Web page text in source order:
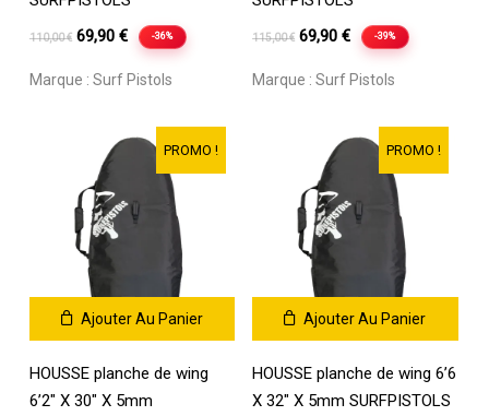
110,00€ Le
initial
110,00 €.
69,90 €Le
prix
actuel
69,90 €.
-36%
Marque : Surf Pistols
115,00€ Le
initial
115,00 €.
69,90€Le
prix
actuel
69,90 €.
-39%
Marque :Surf Pistols
PROMO !
Ajouter Au Panier
HOUSSE planche de wing
6’2″ X 30″ X 5mm
PROMO !
Ajouter Au Panier
HOUSSE planche de wing 6’6
X 32″ X 5mm SURFPISTOLS